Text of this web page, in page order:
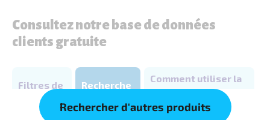
Rechercher d'autres produits